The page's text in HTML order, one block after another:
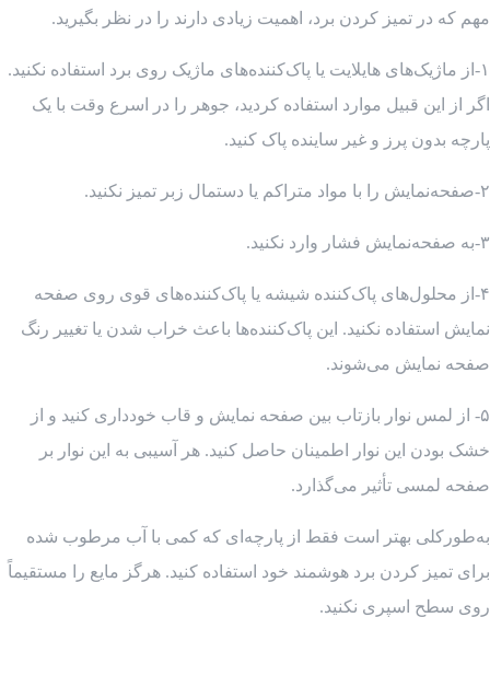
مهم که در تمیز کردن برد، اهمیت زیادی دارند را در نظر بگیرید.
۱-از ماژیک‌های هایلایت یا پاک‌کننده‌های ماژیک روی برد استفاده نکنید.
اگر از این قبیل موارد استفاده کردید، جوهر را در اسرع وقت با یک
پارچه بدون پرز و غیر ساینده پاک کنید.
۲-صفحه‌نمایش را با مواد متراکم یا دستمال زبر تمیز نکنید.
۳-به صفحه‌نمایش فشار وارد نکنید.
۴-از محلول‌های پاک‌کننده شیشه یا پاک‌کننده‌های قوی روی صفحه
نمایش استفاده نکنید. این پاک‌کننده‌ها باعث خراب شدن یا تغییر رنگ
صفحه نمایش می‌شوند.
۵- از لمس نوار بازتاب بین صفحه نمایش و قاب خودداری کنید و از
خشک بودن این نوار اطمینان حاصل کنید. هر آسیبی به این نوار بر
صفحه لمسی تأثیر می‌گذارد.
به‌طورکلی بهتر است فقط از پارچه‌ای که کمی با آب مرطوب شده
برای تمیز کردن برد هوشمند خود استفاده کنید. هرگز مایع را مستقیماً
روی سطح اسپری نکنید.